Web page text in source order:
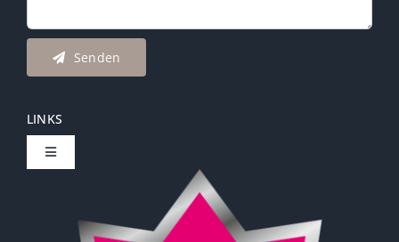
Senden
LINKS
Toggle
Carola Schönherr | Coaching & Beratung